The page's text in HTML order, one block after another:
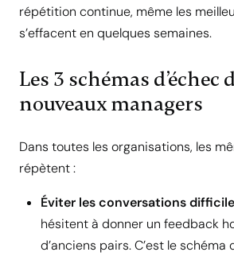
répétition continue, même les
s’effacent en quelques semaines.
Les 3 schémas d’échec
nouveaux managers
Dans toutes les organisations, les
répètent :
Éviter les conversations
hésitent à donner un feedback
d’anciens pairs. C’est le schéma